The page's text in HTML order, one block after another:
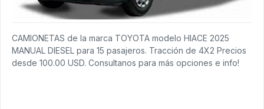
CAMIONETAS de la marca TOYOTA modelo HIACE 2025
MANUAL DIESEL para 15 pasajeros. Tracción de 4X2 Precios
desde 100.00 USD. Consultanos para más opciones e info!